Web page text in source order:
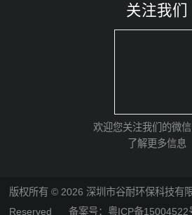
关注我们
欢迎您关注我们的微
了解更多信息
版权所有 © 2026 深圳市谷耐环保科技有
Reserved备案号：粤ICP备15004522